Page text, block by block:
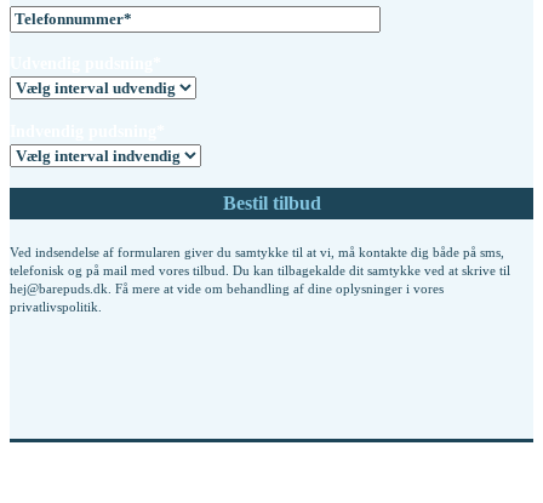
Ved indsendelse af formularen giver du samtykke til at vi, må kontakte dig både på sms,
telefonisk og på mail med vores tilbud. Du kan tilbagekalde dit samtykke ved at skrive til
hej@barepuds.dk. Få mere at vide om behandling af dine oplysninger i vores
privatlivspolitik